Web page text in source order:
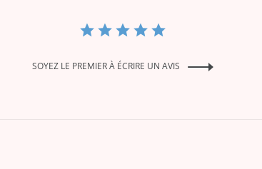
SOYEZ LE PREMIER À ÉCRIRE UN AVIS